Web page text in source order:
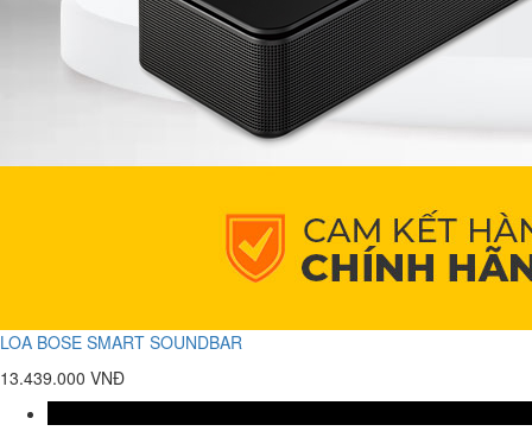
LOA BOSE SMART SOUNDBAR
13.439.000 VNĐ